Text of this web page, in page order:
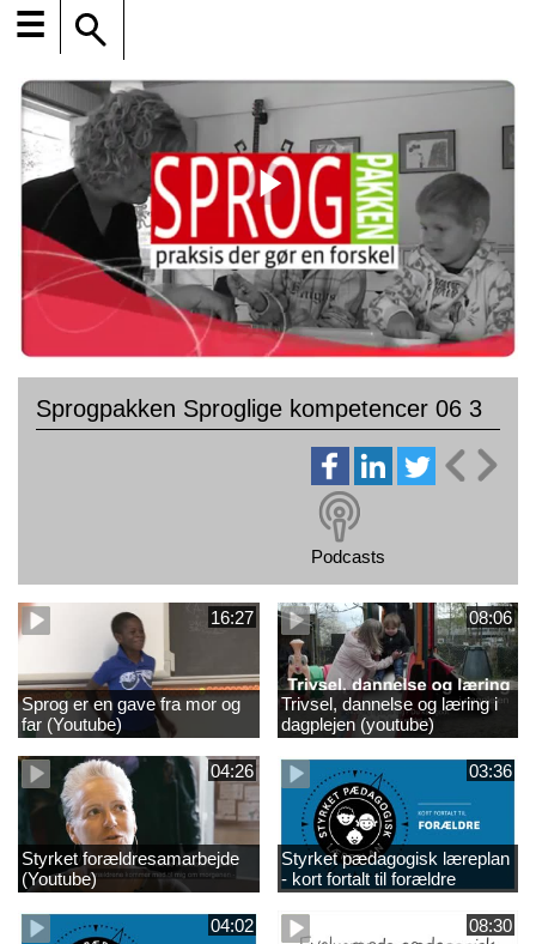
☰
Sprogpakken Sproglige kompetencer 06 3
Podcasts
16:27
Sprog er en gave fra mor og
far (Youtube)
08:06
Trivsel, dannelse og læring i
dagplejen (youtube)
04:26
Styrket forældresamarbejde
(Youtube)
03:36
Styrket pædagogisk læreplan
- kort fortalt til forældre
(Youtube)
04:02
08:30